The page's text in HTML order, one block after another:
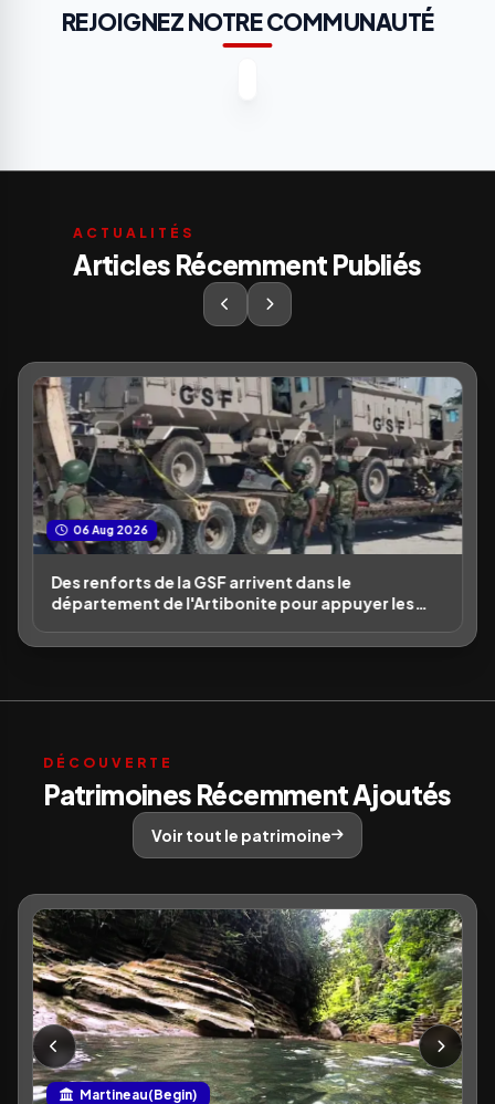
REJOIGNEZ NOTRE COMMUNAUTÉ
ACTUALITÉS
Articles Récemment Publiés
06 Aug 2026
Des renforts de la GSF arrivent dans le
département de l'Artibonite pour appuyer les
DÉCOUVERTE
Patrimoines Récemment Ajoutés
Voir tout le patrimoine
Martineau(Begin)